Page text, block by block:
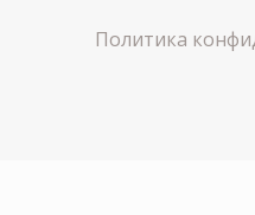
Политика